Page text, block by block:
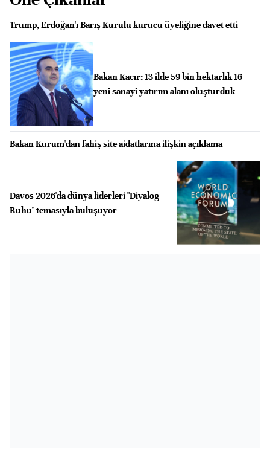
Trump, Erdoğan'ı Barış Kurulu kurucu üyeliğine davet etti
Bakan Kacır: 13 ilde 59 bin hektarlık 16
yeni sanayi yatırım alanı oluşturduk
Bakan Kurum'dan fahiş site aidatlarına ilişkin açıklama
Davos 2026'da dünya liderleri "Diyalog
Ruhu" temasıyla buluşuyor